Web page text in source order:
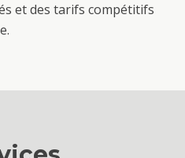
et des tarifs compétitifs